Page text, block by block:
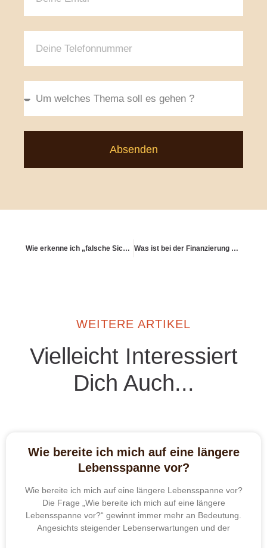
Absenden
Wie erkenne ich „falsche Sicherheit“? Was ist bei der Finanzierung einer Immobilie zur Altersvorsorge zu beachten?
WEITERE ARTIKEL
Vielleicht Interessiert
Dich Auch...
Wie bereite ich mich auf eine längere
Lebensspanne vor?
Wie bereite ich mich auf eine längere Lebensspanne vor?
Die Frage „Wie bereite ich mich auf eine längere
Lebensspanne vor?“ gewinnt immer mehr an Bedeutung.
Angesichts steigender Lebenserwartungen und der